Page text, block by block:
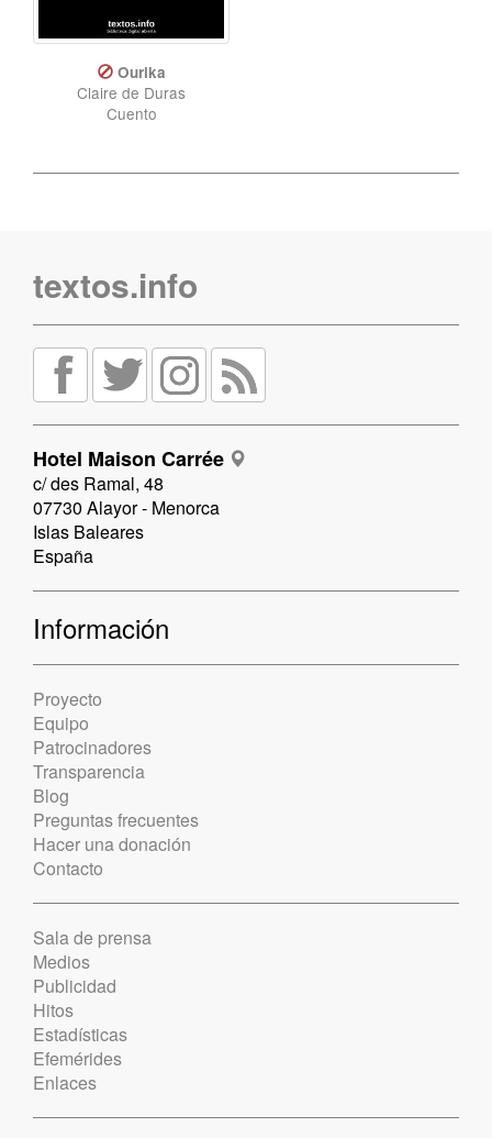
Ourika
Claire de Duras
Cuento
textos.info
Hotel Maison Carrée
c/ des Ramal, 48
07730 Alayor - Menorca
Islas Baleares
España
Información
Proyecto
Equipo
Patrocinadores
Transparencia
Blog
Preguntas frecuentes
Hacer una donación
Contacto
Sala de prensa
Medios
Publicidad
Hitos
Estadísticas
Efemérides
Enlaces